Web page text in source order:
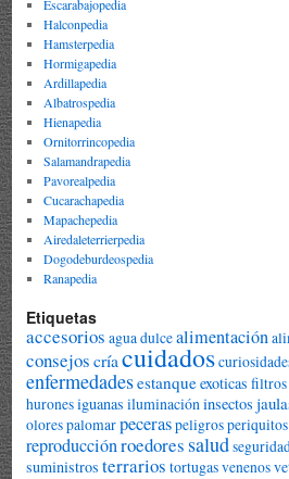
Escarabajopedia
Halconpedia
Hamsterpedia
Hormigapedia
Ardillapedia
Albatrospedia
Hienapedia
Ornitorrincopedia
Salamandrapedia
Pavorealpedia
Cucarachapedia
Mapachepedia
Airedaleterrierpedia
Dogodeburdeospedia
Ranapedia
Etiquetas
accesorios agua dulcealimentación
consejos cría cuidados
enfermedadesestanqueexoticas filtros
huronesiguanas iluminación insectos
olorespalomarpeceraspeligrosperiquitos
reproducciónroedores saludseguridad
suministros terrarios tortugasvenenos